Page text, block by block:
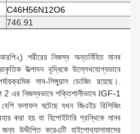
C46H56N12O6
746.91
শরীরের নিজস্ব অন্তর্নিহিত মানব
উত্পাদন বৃদ্ধিকে উল্লেখযোগ্যভাবে
সাব-লিঙ্গুয়াল ডোজিং রয়েছে।.
এর নিজস্বভাবে শক্তিশালীভাবে IGF-1
ফলাফল ঘটেছে যখন জিএইচ রিলিজিং
করা হয় যা হিপোইটারি গ্রন্থিকে মানব
উদ্দীপিত করেএটি হাইপোথ্যালামাসের